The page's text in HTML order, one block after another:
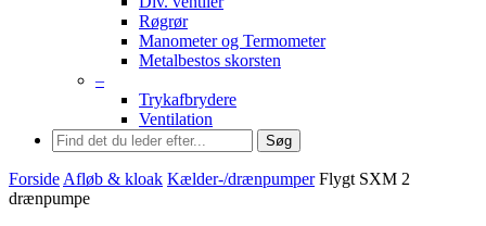
Røgrør
Manometer og Termometer
Metalbestos skorsten
–
Trykafbrydere
Ventilation
Søg
Forside Afløb & kloak Kælder-/drænpumper Flygt SXM 2
drænpumpe